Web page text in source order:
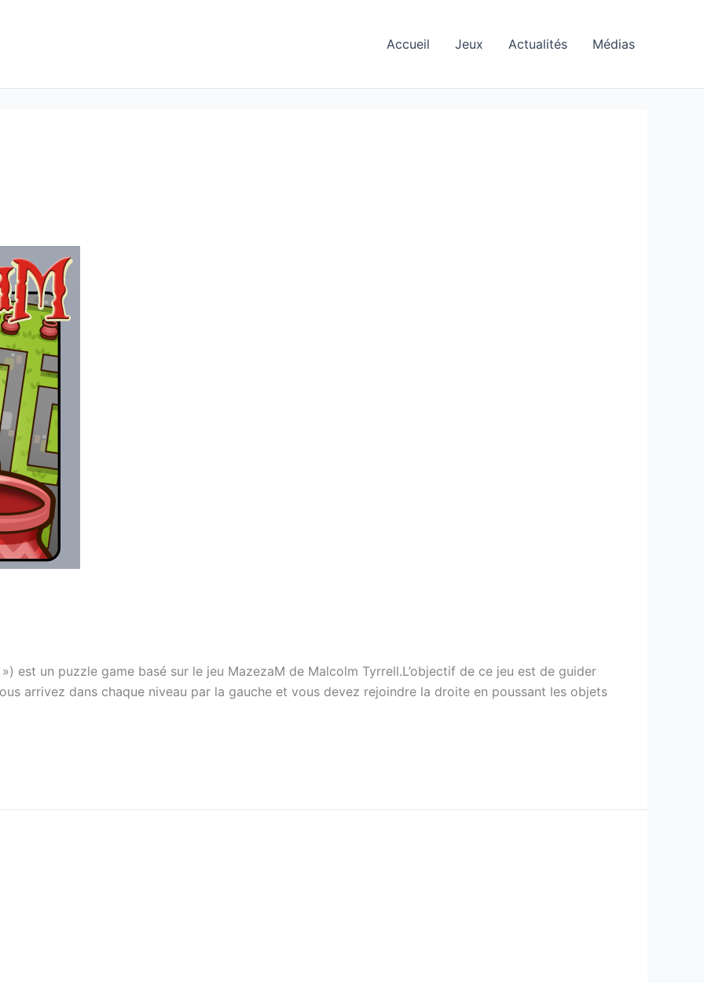
Accueil Jeux Actualités Médias
est un puzzle game basé sur le jeu MazezaM de Malcolm Tyrrell.L’objectif de ce jeu est de guider
arrivez dans chaque niveau par la gauche et vous devez rejoindre la droite en poussant les objets